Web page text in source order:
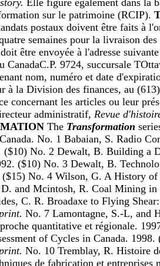
sur le patrimoine (RCIP).
postaux doivent être faits à
semaines pour la livraison
être envoyée à l'adresse
CanadaC.P. 9724, succursale
nom, numéro et date
à la Division des finances, au
concernant les articles ou leur
administratif, Revue
TheTransformation
No. 1 Babaian, S. Radio
($10) No. 2 Dewalt, B. Building a
($10) No. 3 Dewalt, B.
($15) No. 4 Wilson, G. A History
and Mcintosh, R. Coal Mining in
C. R. Broadaxe to Flying
No. 7 Lamontagne, S.-L, and
quantitative et régionale.
of Cycles in Canada.
No. 10 Tremblay, R. Histoire
de fabrication et